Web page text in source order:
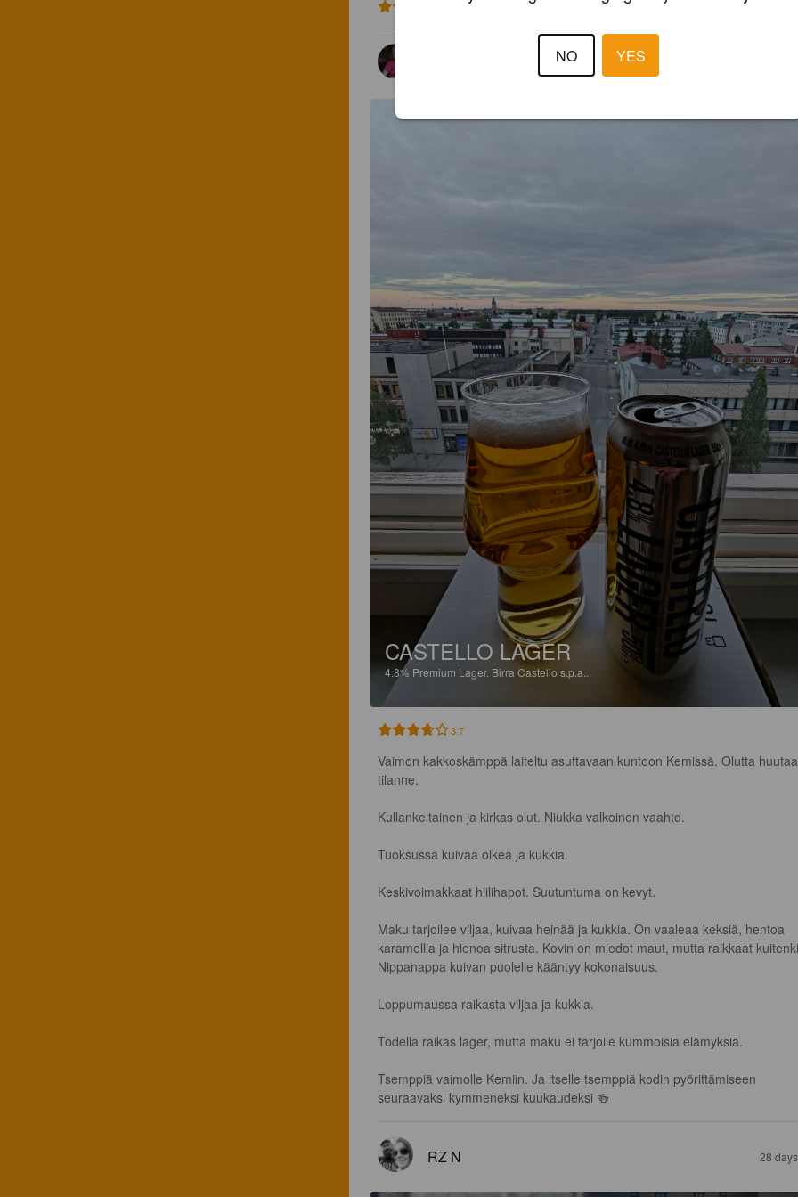
@ Systembolaget Haparanda
CASTELLO LAGER
4.8% Premium Lager. Birra Castello s.p.a..
3.7
Vaimon kakkoskämppä laiteltu asuttavaan kuntoon Kemissä. Olutta
tilanne.
Kullankeltainen ja kirkas olut. Niukka valkoinen vaahto.
Tuoksussa kuivaa olkea ja kukkia.
Keskivoimakkaat hiilihapot. Suutuntuma on kevyt.
Maku tarjoilee viljaa, kuivaa heinää ja kukkia. On vaaleaa keksiä, hentoa
karamellia ja hienoa sitrusta. Kovin on miedot maut, mutta raikkaat
Nippanappa kuivan puolelle kääntyy kokonaisuus.
Loppumaussa raikasta viljaa ja kukkia.
Todella raikas lager, mutta maku ei tarjoile kummoisia elämyksiä.
Tsemppiä vaimolle Kemiin. Ja itselle tsemppiä kodin pyörittämiseen
seuraavaksi kymmeneksi kuukaudeksi 🍻
RZ N 28
NO YES